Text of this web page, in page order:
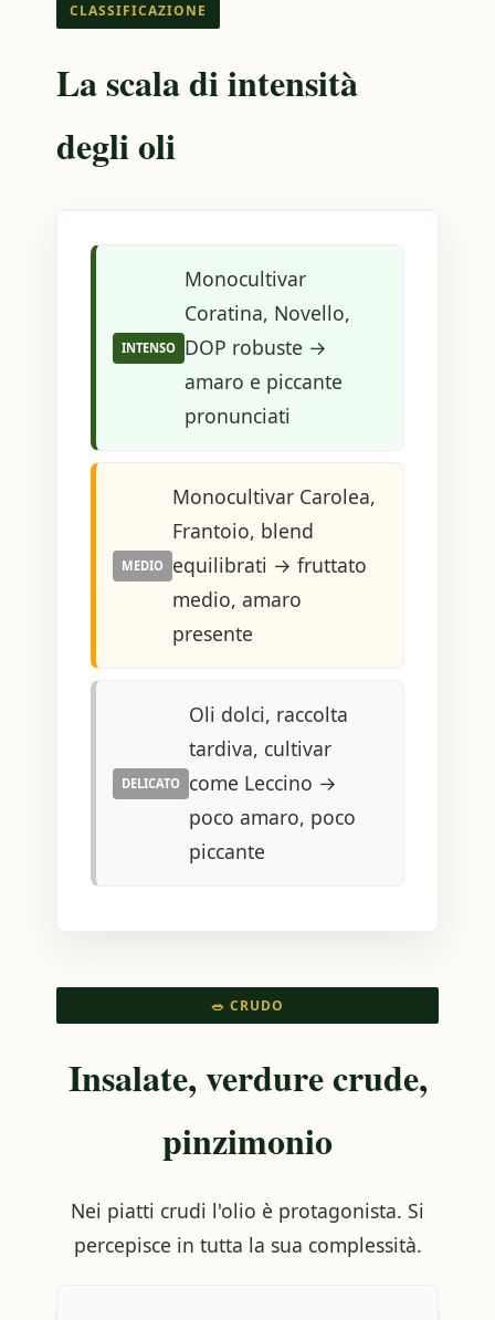
CLASSIFICAZIONE
La scala di intensità
degli oli
INTENSO
Monocultivar
Coratina, Novello,
DOP robuste →
amaro e piccante
pronunciati
MEDIO
Monocultivar Carolea,
Frantoio, blend
equilibrati → fruttato
medio, amaro
presente
DELICATO
Oli dolci, raccolta
tardiva, cultivar
come Leccino →
poco amaro, poco
piccante
🥗 CRUDO
Insalate, verdure crude,
pinzimonio
Nei piatti crudi l'olio è protagonista. Si
percepisce in tutta la sua complessità.